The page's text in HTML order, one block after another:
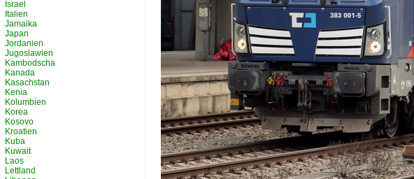
Israel
Italien
Jamaika
Japan
Jordanien
Jugoslawien
Kambodscha
Kanada
Kasachstan
Kenia
Kolumbien
Korea
Kosovo
Kroatien
Kuba
Kuwait
Laos
Lettland